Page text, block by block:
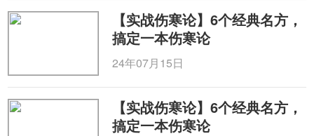
【实战伤寒论】6个经典名方，
搞定一本伤寒论
24年07月15日
【实战伤寒论】6个经典名方，
搞定一本伤寒论